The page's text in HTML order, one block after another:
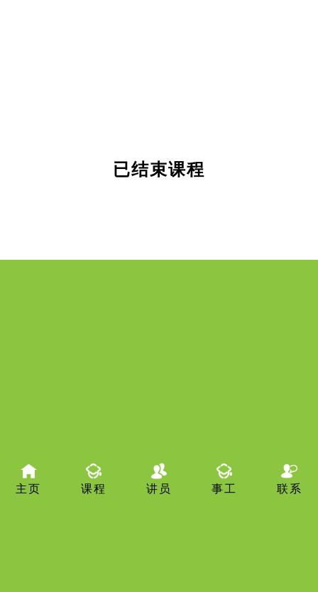
主页 课程 讲员 事工 联系
已结束课程